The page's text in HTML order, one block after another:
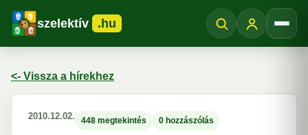
szelektív .hu
<- Vissza a hírekhez
2010.12.02. 448 megtekintés 0 hozzászólás